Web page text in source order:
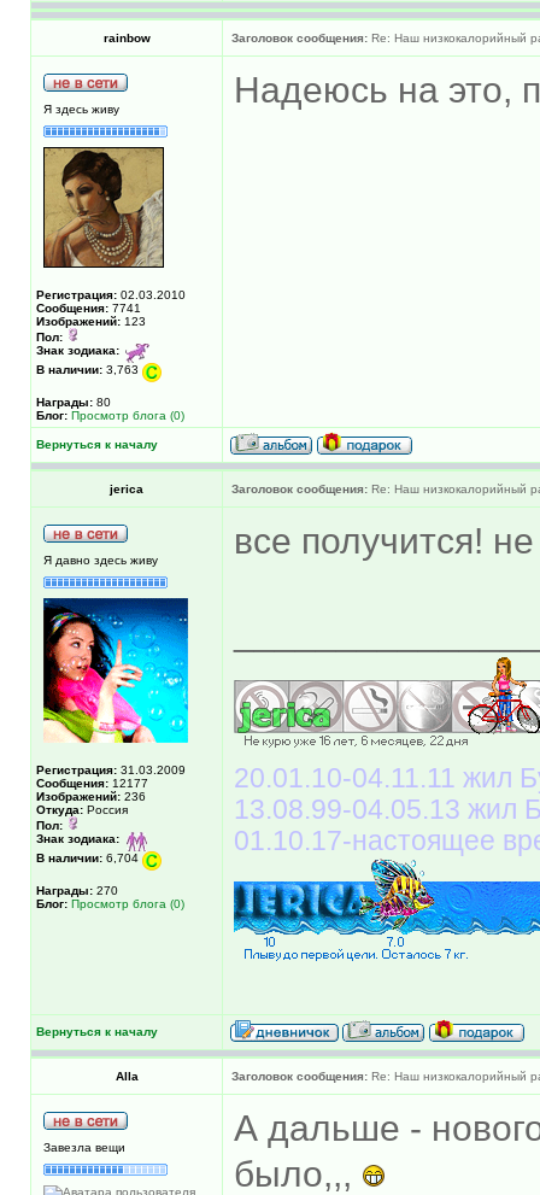
rainbow Заголовок сообщения: Re: Наш низкокалорийный
Я здесь живу
Регистрация: 02.03.2010
Сообщения: 7741
Изображений: 123
Пол:
Знак зодиака:
В наличии: 3,763
Награды: 80
Блог: Просмотр блога (0)
Надеюсь на это,
Вернуться к началу
jerica Заголовок сообщения: Re: Наш низкокалорийный
Я давно здесь живу
Регистрация: 31.03.2009
Сообщения: 12177
Изображений: 236
Откуда: Россия
Пол:
Знак зодиака:
В наличии: 6,704
Награды: 270
Блог: Просмотр блога (0)
все получится!
20.01.10-04.11.11 жил
13.08.99-04.05.13 жил
01.10.17-настоящее
Вернуться к началу
Alla Заголовок сообщения: Re: Наш низкокалорийный
Завезла вещи
А дальше -
было,,,